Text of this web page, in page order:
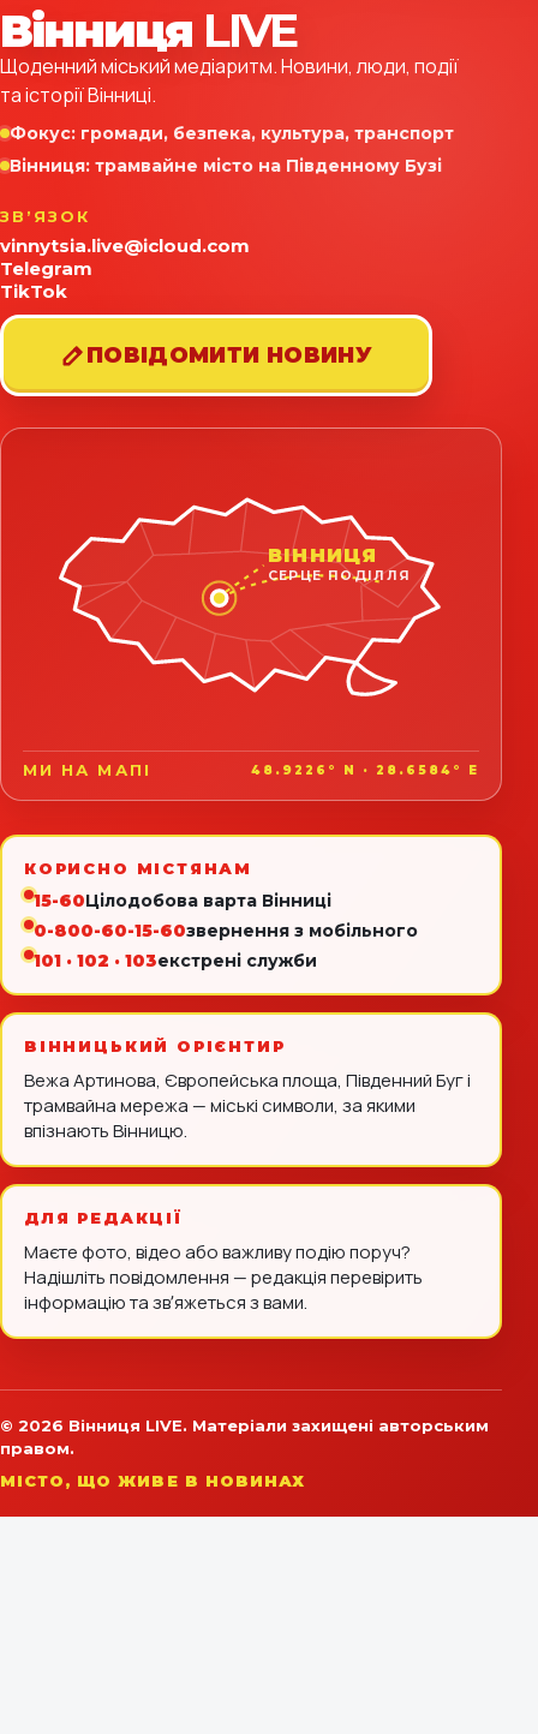
Вінниця LIVE
Щоденний міський медіаритм. Новини, люди, події
та історії Вінниці.
Фокус: громади, безпека, культура, транспорт
Вінниця: трамвайне місто на Південному Бузі
ЗВʼЯЗОК
vinnytsia.live@icloud.com
Telegram
TikTok
ПОВІДОМИТИ НОВИНУ
ВІННИЦЯ
СЕРЦЕ ПОДІЛЛЯ
МИ НА МАПІ 48.9226° N · 28.6584° E
КОРИСНО МІСТЯНАМ
15-60Цілодобова варта Вінниці
0-800-60-15-60звернення з мобільного
101 · 102 · 103екстрені служби
ВІННИЦЬКИЙ ОРІЄНТИР
Вежа Артинова, Європейська площа, Південний Буг і
трамвайна мережа — міські символи, за якими
впізнають Вінницю.
ДЛЯ РЕДАКЦІЇ
Маєте фото, відео або важливу подію поруч?
Надішліть повідомлення — редакція перевірить
інформацію та звʼяжеться з вами.
© 2026 Вінниця LIVE. Матеріали захищені авторським
правом.